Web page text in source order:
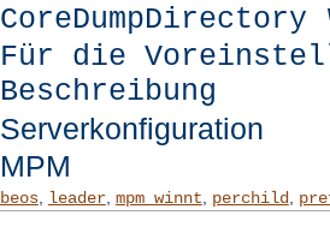
CoreDumpDirectory
Für die
Beschreibung
Serverkonfiguration
MPM
beos, leader, mpm_winnt perchild,